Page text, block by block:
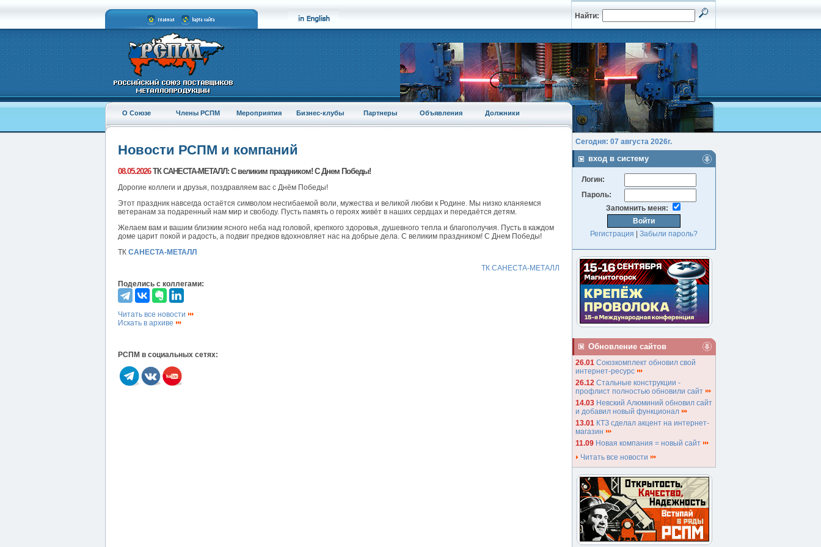
Найти:
О Союзе Члены РСПМ Мероприятия Бизнес-клубы Партнеры Объявления Должники
Новости РСПМ и компаний
08.05.2026ТК САНЕСТА-МЕТАЛЛ: С великим праздником! С Днем Победы!
Дорогие коллеги и друзья, поздравляем вас с Днём Победы!
Этот праздник навсегда остаётся символом несгибаемой воли, мужества и великой любви к Родине. Мы низко кланяемся
ветеранам за подаренный нам мир и свободу. Пусть память о героях живёт в наших сердцах и передаётся детям.
Желаем вам и вашим близким ясного неба над головой, крепкого здоровья, душевного тепла и благополучия. Пусть в каждом
доме царит покой и радость, а подвиг предков вдохновляет нас на добрые дела. С великим праздником! С Днем Победы!
ТК САНЕСТА-МЕТАЛЛ
ТК САНЕСТА-МЕТАЛЛ
Поделись с коллегами:
Читать все новости
Искать в архиве
РСПМ в социальных сетях:
Сегодня: 07 августа 2026г.
вход в систему
Логин:
Пароль:
Запомнить меня:
Регистрация Забыли пароль?
Обновление сайтов
26.01 Союзкомплект обновил свой
интернет-ресурс
26.12 Стальные конструкции -
профлист полностью обновили сайт
14.03 Невский Алюминий обновил сайт
и добавил новый функционал
13.01 КТЗ сделал акцент на интернет-
магазин
11.09 Новая компания = новый сайт
Читать все новости